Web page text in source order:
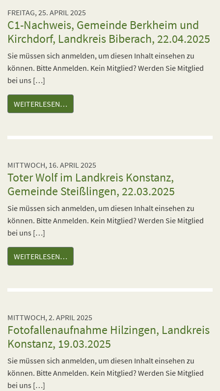
FREITAG, 25. APRIL 2025
C1-Nachweis, Gemeinde Berkheim und
Kirchdorf, Landkreis Biberach, 22.04.2025
Sie müssen sich anmelden, um diesen Inhalt einsehen zu
können. Bitte Anmelden. Kein Mitglied? Werden Sie Mitglied
bei uns […]
WEITERLESEN…
MITTWOCH, 16. APRIL 2025
Toter Wolf im Landkreis Konstanz,
Gemeinde Steißlingen, 22.03.2025
Sie müssen sich anmelden, um diesen Inhalt einsehen zu
können. Bitte Anmelden. Kein Mitglied? Werden Sie Mitglied
bei uns […]
WEITERLESEN…
MITTWOCH, 2. APRIL 2025
Fotofallenaufnahme Hilzingen, Landkreis
Konstanz, 19.03.2025
Sie müssen sich anmelden, um diesen Inhalt einsehen zu
können. Bitte Anmelden. Kein Mitglied? Werden Sie Mitglied
bei uns […]